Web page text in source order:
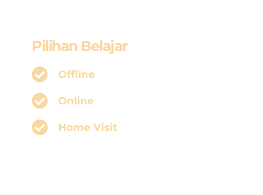
Pilihan Belajar
Offline
Online
Home Visit